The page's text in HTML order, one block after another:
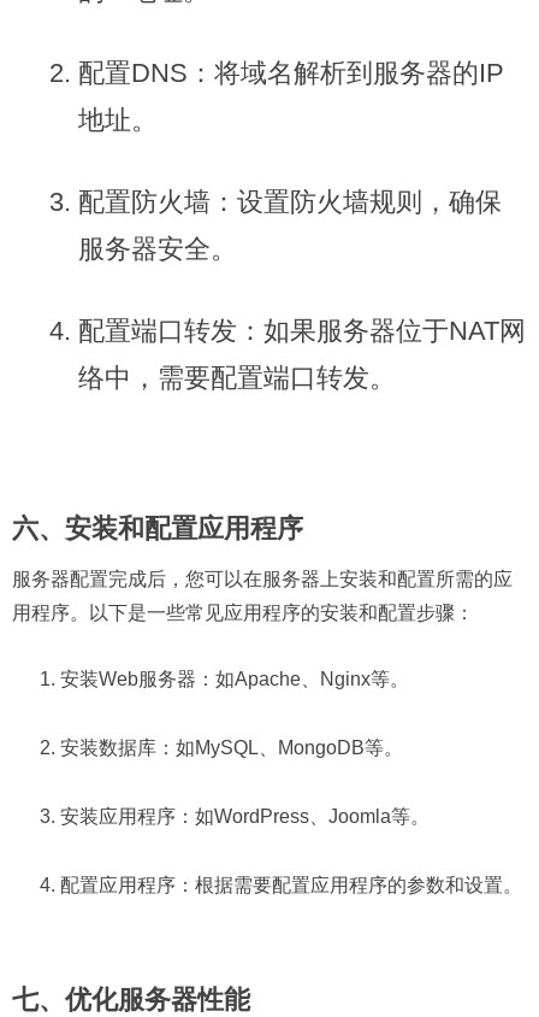
配置DNS：将域名解析到服务器的IP
地址。
配置防火墙：设置防火墙规则，确保
服务器安全。
配置端口转发：如果服务器位于NAT网
络中，需要配置端口转发。
六、安装和配置应用程序
服务器配置完成后，您可以在服务器上安装和配置所需的应
用程序。以下是一些常见应用程序的安装和配置步骤：
安装Web服务器：如Apache、Nginx等。
安装数据库：如MySQL、MongoDB等。
安装应用程序：如WordPress、Joomla等。
配置应用程序：根据需要配置应用程序的参数和设置。
七、优化服务器性能